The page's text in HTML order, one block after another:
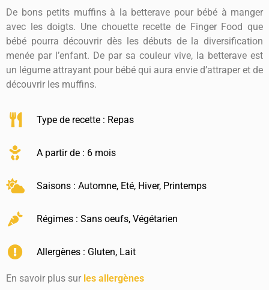
De bons petits muffins à la betterave pour bébé à manger
avec les doigts. Une chouette recette de Finger Food que
bébé pourra découvrir dès les débuts de la diversification
menée par l’enfant. De par sa couleur vive, la betterave est
un légume attrayant pour bébé qui aura envie d’attraper et de
découvrir les muffins.
Type de recette : Repas
A partir de : 6 mois
Saisons :Automne, Eté, Hiver, Printemps
Régimes :Sans oeufs,Végétarien
Allergènes : Gluten, Lait
En savoir plus sur les allergènes